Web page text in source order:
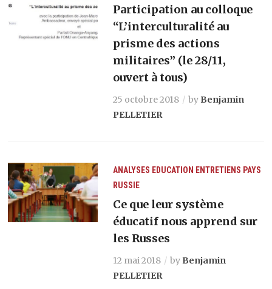
Participation au colloque
“L’interculturalité au
prisme des actions
militaires” (le 28/11,
ouvert à tous)
25 octobre 2018 by Benjamin
PELLETIER
ANALYSES EDUCATION ENTRETIENS PAYS
RUSSIE
Ce que leur système
éducatif nous apprend sur
les Russes
12 mai 2018 by Benjamin
PELLETIER